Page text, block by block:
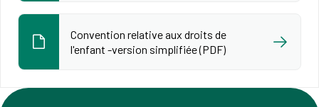
Convention relative aux droits de
l'enfant -version simplifiée (PDF)